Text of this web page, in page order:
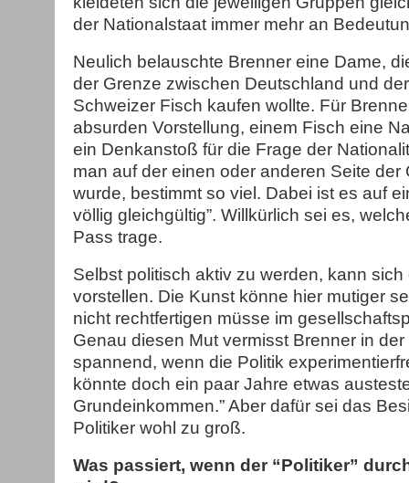
der Nationalstaat immer mehr an
Neulich belauschte Brenner eine Dame,
der Grenze zwischen Deutschland und
Schweizer Fisch kaufen wollte. Für
absurden Vorstellung, einem Fisch eine
ein Denkanstoß für die Frage der
man auf der einen oder anderen Seite der
wurde, bestimmt so viel. Dabei ist es auf
völlig gleichgültig”. Willkürlich sei es,
Pass trage.
Selbst politisch aktiv zu werden, kann
vorstellen. Die Kunst könne hier mutiger
nicht rechtfertigen müsse im
Genau diesen Mut vermisst Brenner in der
spannend, wenn die Politik
könnte doch ein paar Jahre etwas
Grundeinkommen.” Aber dafür sei das
Politiker wohl zu groß.
Was passiert, wenn der “Politiker”